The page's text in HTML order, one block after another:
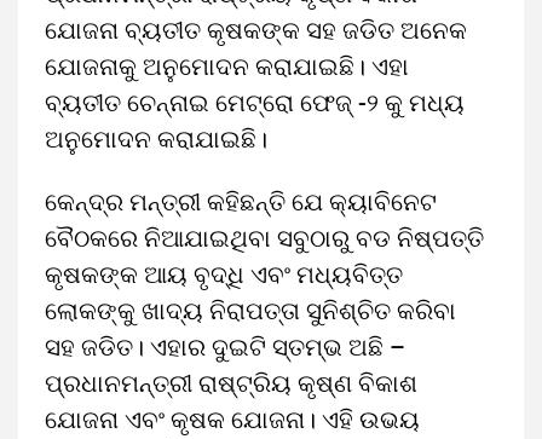
ଯୋଜନା ବ୍ୟତୀତ କୃଷକଙ୍କ ସହ ଜଡିତ ଅନେକ
ଯୋଜନାକୁ ଅନୁମୋଦନ କରାଯାଇଛି। ଏହା
ବ୍ୟତୀତ ଚେନ୍ନାଇ ମେଟ୍ରୋ ଫେଜ୍ -୨ କୁ ମଧ୍ୟ
ଅନୁମୋଦନ କରାଯାଇଛି।
କେନ୍ଦ୍ର ମନ୍ତ୍ରୀ କହିଛନ୍ତି ଯେ କ୍ୟାବିନେଟ
ବୈଠକରେ ନିଆଯାଇଥିବା ସବୁଠାରୁ ବଡ ନିଷ୍ପତ୍ତି
କୃଷକଙ୍କ ଆୟ ବୃଦ୍ଧି ଏବଂ ମଧ୍ୟବିତ୍ତ
ଲୋକଙ୍କୁ ଖାଦ୍ୟ ନିରାପତ୍ତା ସୁନିଶ୍ଚିତ କରିବା
ସହ ଜଡିତ। ଏହାର ଦୁଇଟି ସ୍ତମ୍ଭ ଅଛି –
ପ୍ରଧାନମନ୍ତ୍ରୀ ରାଷ୍ଟ୍ରିୟ କୃଷ୍ଣ ବିକାଶ
ଯୋଜନା ଏବଂ କୃଷକ ଯୋଜନା। ଏହି ଉଭୟ